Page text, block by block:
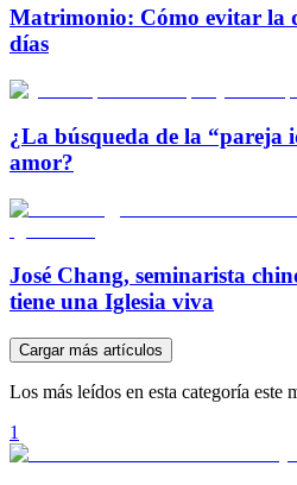
Matrimonio: Cómo evitar la
días
¿La búsqueda de la “pareja
amor?
José Chang, seminarista
tiene una Iglesia viva
Cargar más artículos
Los más leídos en esta categoría este
1